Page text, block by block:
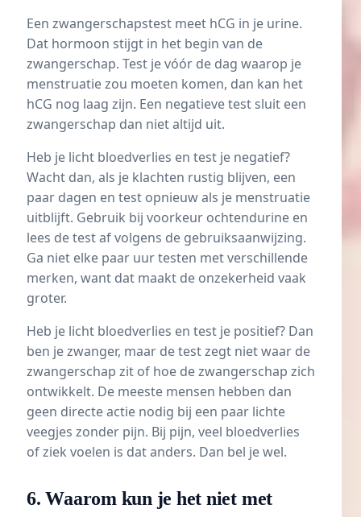
Een zwangerschapstest meet hCG in je urine.
Dat hormoon stijgt in het begin van de
zwangerschap. Test je vóór de dag waarop je
menstruatie zou moeten komen, dan kan het
hCG nog laag zijn. Een negatieve test sluit een
zwangerschap dan niet altijd uit.
Heb je licht bloedverlies en test je negatief?
Wacht dan, als je klachten rustig blijven, een
paar dagen en test opnieuw als je menstruatie
uitblijft. Gebruik bij voorkeur ochtendurine en
lees de test af volgens de gebruiksaanwijzing.
Ga niet elke paar uur testen met verschillende
merken, want dat maakt de onzekerheid vaak
groter.
Heb je licht bloedverlies en test je positief? Dan
ben je zwanger, maar de test zegt niet waar de
zwangerschap zit of hoe de zwangerschap zich
ontwikkelt. De meeste mensen hebben dan
geen directe actie nodig bij een paar lichte
veegjes zonder pijn. Bij pijn, veel bloedverlies
of ziek voelen is dat anders. Dan bel je wel.
6. Waarom kun je het niet met